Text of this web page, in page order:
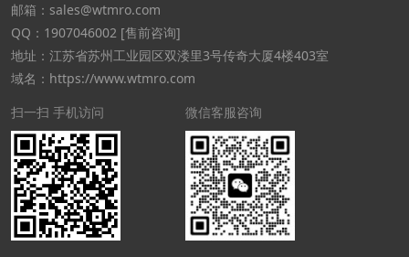
邮箱：sales@wtmro.com
QQ：1907046002 [售前咨询]
地址：江苏省苏州工业园区双溇里3号传奇大厦4楼403室
域名：https://www.wtmro.com
扫一扫 手机访问
微信客服咨询